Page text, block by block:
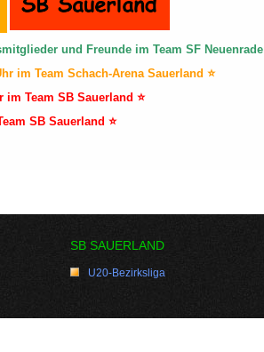
und Freunde im Team SF Neuenrade
im Team Schach-Arena Sauerland ⭐
Team SB Sauerland ⭐
SB Sauerland ⭐
SB SAUERLAND
U20-Bezirksliga